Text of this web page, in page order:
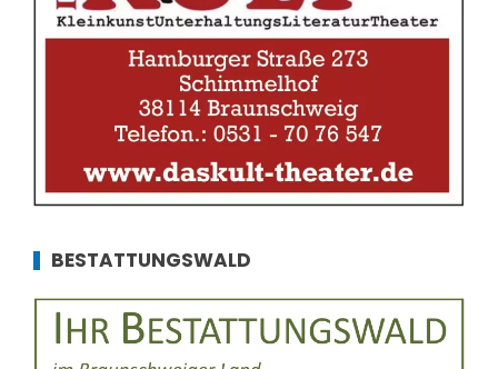
BESTATTUNGSWALD